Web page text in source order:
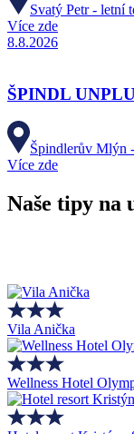
Svatý Petr - letní
Více zde
8.8.2026
ŠPINDL
Špindlerův Mlýn
Více zde
Naše tipy na
Vila Anička
Wellness Hotel